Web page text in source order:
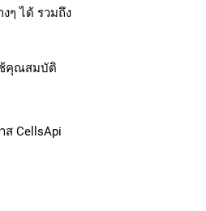
ๆ ได้ รวมถึง
คุณสมบัติ
CellsApi